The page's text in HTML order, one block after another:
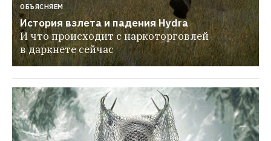
ОБЪЯСНЯЕМ
История взлета и падения Hydra
И что происходит с наркоторговлей
в даркнете сейчас